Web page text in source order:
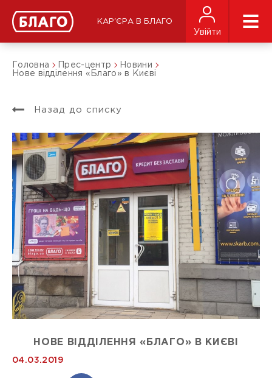
КАР'ЄРА В БЛАГО
Увійти
Головна Прес-центр
Новини
Нове відділення «Благо» в Києві
Назад до списку
НОВЕ ВІДДІЛЕННЯ «БЛАГО» В КИЄВІ
04.03.2019